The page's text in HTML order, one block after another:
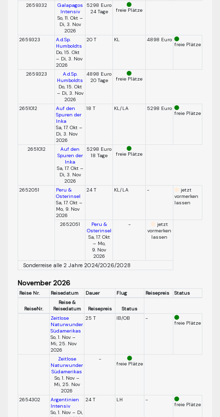
2659332
Galapagos
Intensiv
So, 11. Okt –
Di, 3. Nov
2026
5298 Euro
24 Tage
freie Plätze
2659323
A.d.Sp.
Humboldts
Do, 15. Okt
– Di, 3. Nov
2026
20 T KL 4898 Euro
freie Plätze
2659323
A.d.Sp.
Humboldts
Do, 15. Okt
– Di, 3. Nov
2026
4898 Euro
20 Tage
freie Plätze
2651012
Auf den
Spuren der
Inka
Sa, 17. Okt –
Di, 3. Nov
2026
18 T KL/LA 5298 Euro
freie Plätze
2651012
Auf den
Spuren der
Inka
Sa, 17. Okt –
Di, 3. Nov
2026
5298 Euro
18 Tage
freie Plätze
2652051
Peru &
Osterinsel
Sa, 17. Okt –
Mo, 9. Nov
2026
24 T KL/LA -
jetzt
vormerken
lassen
2652051
Peru &
Osterinsel
Sa, 17. Okt
– Mo,
9. Nov
2026
-
jetzt
vormerken
lassen
Sonderreise alle 2 Jahre 2024/2026/2028
November 2026
Reise Nr. Reisedatum Dauer Flug Reisepreis Status
ReiseNr.
Reise &
Reisedatum
Reisepreis
Status
Zeitlose
Naturwunder
Südamerikas
So, 1. Nov –
Mi, 25. Nov
2026
25 T IB/OB -
freie Plätze
Zeitlose
Naturwunder
Südamerikas
So, 1. Nov –
Mi, 25. Nov
2026
-
freie Plätze
2654302
Argentinien
Intensiv
So, 1. Nov – Di,
24 T LH -
freie Plätze